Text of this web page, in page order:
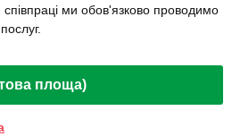
ми обов'язково проводимо
площа)